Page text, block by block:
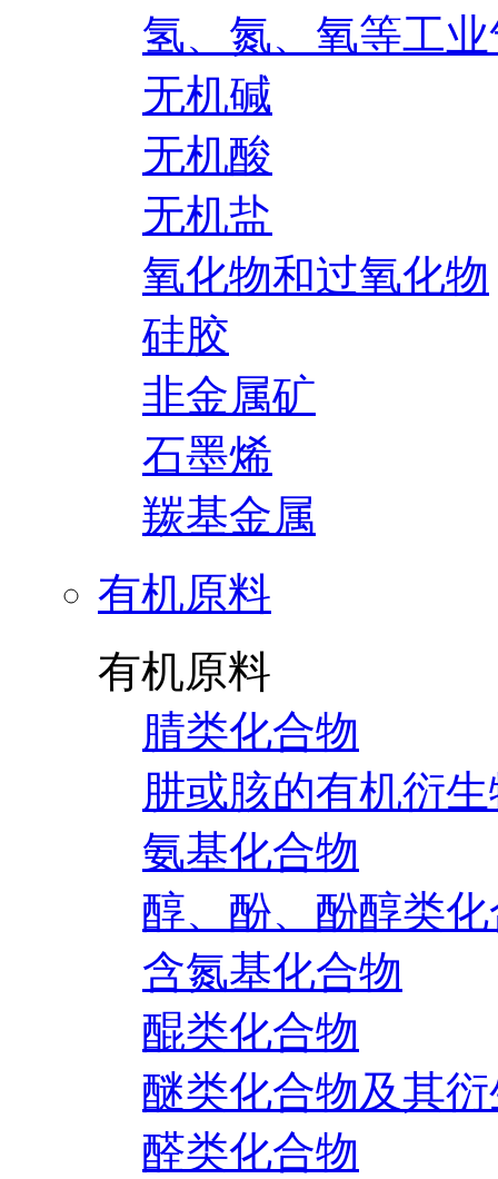
氢、氮、氧等工
无机碱
无机酸
无机盐
氧化物和过氧化物
硅胶
非金属矿
石墨烯
羰基金属
有机原料
有机原料
腈类化合物
肼或胲的有机衍
氨基化合物
醇、酚、酚醇类
含氮基化合物
醌类化合物
醚类化合物及其
醛类化合物